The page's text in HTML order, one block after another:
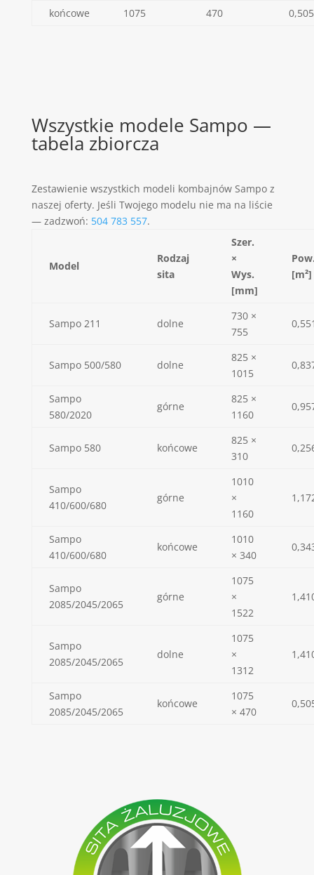
końcowe 1075 470 0,505
Wszystkie modele Sampo —
tabela zbiorcza
Zestawienie wszystkich modeli kombajnów Sampo z
naszej oferty. Jeśli Twojego modelu nie ma na liście
— zadzwoń: 504 783 557.
Model
Rodzaj
sita
Szer.
×
Wys.
[mm]
[m²]
Sampo 211 dolne
730 ×
755
Sampo 500/580 dolne
825 ×
1015
Sampo
580/2020
górne
825 ×
1160
Sampo 580 końcowe
825 ×
310
Sampo
410/600/680
górne
1010
×
1160
Sampo
410/600/680
końcowe
1010
× 340
Sampo
2085/2045/2065
górne
1075
×
1522
Sampo
2085/2045/2065
dolne
1075
×
1312
Sampo
2085/2045/2065
końcowe
1075
× 470